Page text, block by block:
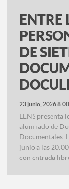
ENTRE
DE
23 junio, 2026
LENS presenta
alumnado de
Documentales.
junio a las
con entrada